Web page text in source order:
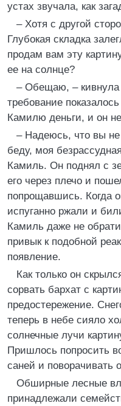
устах звучала, как
– Хотя с другой
Глубокая складка
продам вам эту
ее на солнце?
– Обещаю, – кивнула
требование
Камилю деньги, и он
– Надеюсь, что вы не
беду, моя
Камиль. Он поднял с
его через плечо и
попрощавшись. Когда
испуганно ржали и
Камиль даже не
привык к подобной
появление.
Как только он
сорвать бархат с
предостережение.
теперь в небе сияло
солнечные лучи
Пришлось попросить
саней и поворачивать
Обширные лесные
принадлежали